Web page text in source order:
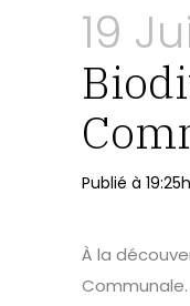
19
Publié à 19:25h
À la
Communale.